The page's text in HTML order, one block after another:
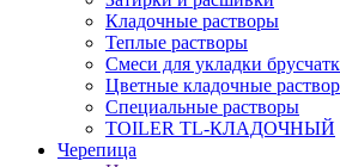
Кладочные растворы
Теплые растворы
Смеси для укладки
Цветные кладочные
Специальные растворы
TOILER TL-КЛАДОЧНЫЙ
Черепица